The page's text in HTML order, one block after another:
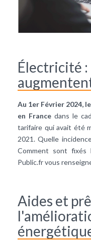
Électricité
Au 1er Février 2024,
en Francedans le
tarifaire qui avait été
2021. Quelle
Comment sont fixés
Public.fr vous
Aides et